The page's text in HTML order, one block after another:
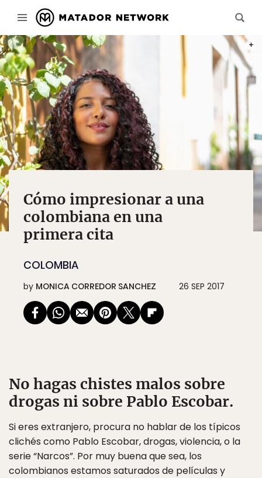
Cómo impresionar a una
colombiana en una
primera cita
COLOMBIA
by MONICA CORREDOR SANCHEZ 26 SEP 2017
No hagas chistes malos sobre
drogas ni sobre Pablo Escobar.
Si eres extranjero, procura no hablar de los típicos
clichés como Pablo Escobar, drogas, violencia, o la
serie “Narcos”. Por muy buena que sea, los
colombianos estamos saturados de películas y